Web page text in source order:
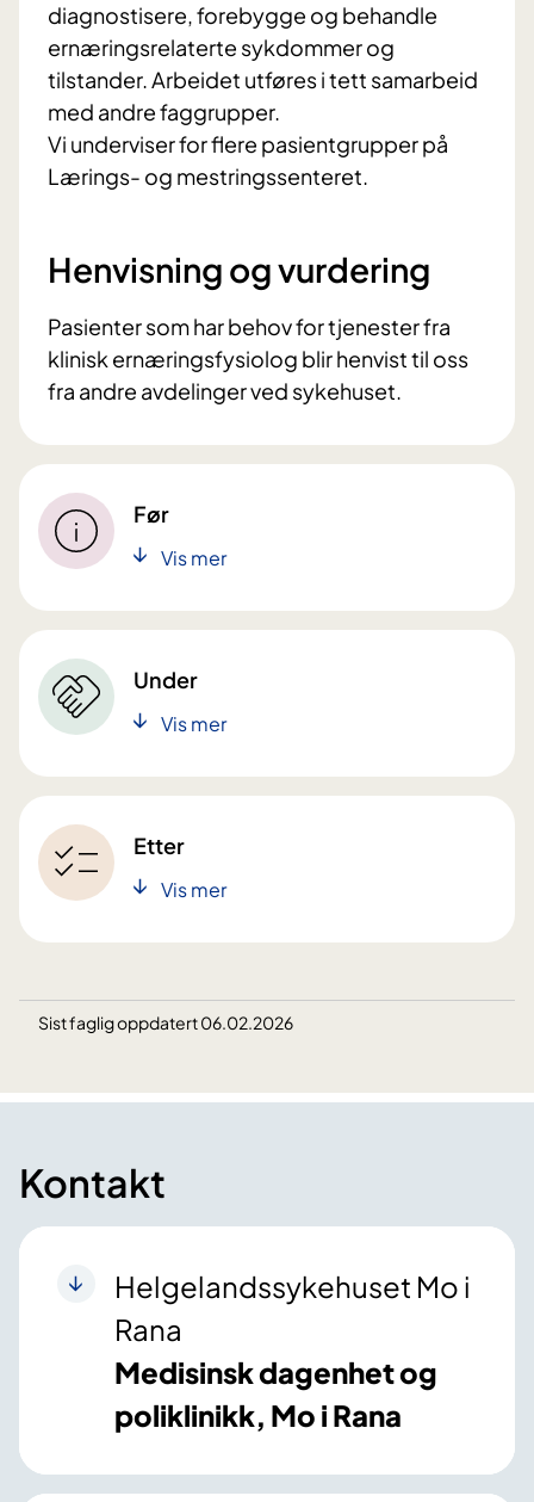
diagnostisere, forebygge og behandle
ernæringsrelaterte sykdommer og
tilstander. Arbeidet utføres i tett samarbeid
med andre faggrupper.
Vi underviser for flere pasientgrupper på
Lærings- og mestringssenteret.
Henvisning og vurdering
Pasienter som har behov for tjenester fra
klinisk ernæringsfysiolog blir henvist til oss
fra andre avdelinger ved sykehuset.
Før
Vis mer
Under
Vis mer
Etter
Vis mer
Sist faglig oppdatert 06.02.2026
Kontakt
Helgelandssykehuset Mo i
Rana
Medisinsk dagenhet og
poliklinikk, Mo i Rana